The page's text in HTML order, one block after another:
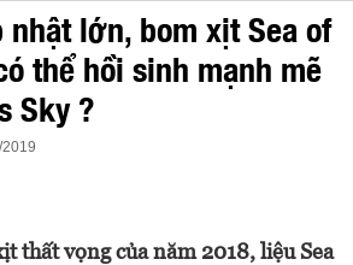
nhật lớn, bom xịt Sea of
thể hồi sinh mạnh mẽ
Sky ?
2019
thất vọng của năm 2018, liệu Sea